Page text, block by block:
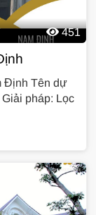
451
Định Tên dự
pháp: Lọc